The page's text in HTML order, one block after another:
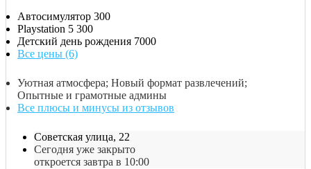
Автосимулятор 300
Playstation 5 300
Детский день рождения 7000
Все цены (6)
Уютная атмосфера; Новый формат развлечений;
Опытные и грамотные админы
Все плюсы и минусы из отзывов
Советская улица, 22
Сегодня уже закрыто
откроется завтра в 10:00